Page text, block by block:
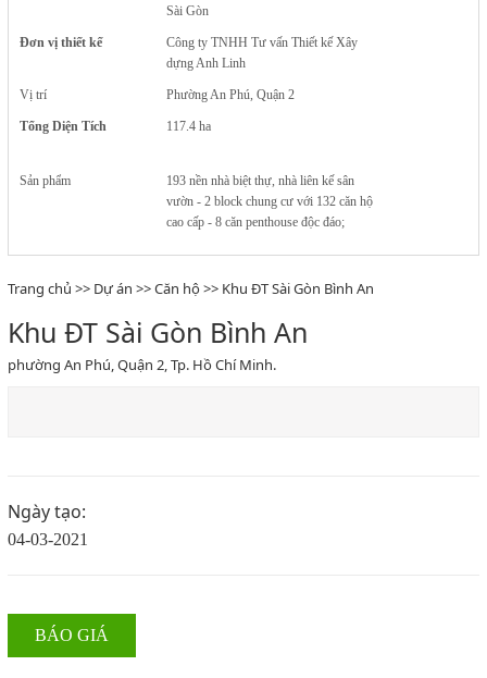
Sài Gòn
Đơn vị thiết kế
Công ty TNHH Tư vấn Thiết kế Xây
dựng Anh Linh
Vị trí Phường An Phú, Quận 2
Tổng Diện Tích 117.4 ha
Sản phẩm
193 nền nhà biệt thự, nhà liên kế sân
vườn - 2 block chung cư với 132 căn hộ
cao cấp - 8 căn penthouse độc đáo;
Trang chủ >> Dự án >>Căn hộ>> Khu ĐT Sài Gòn Bình An
Khu ĐT Sài Gòn Bình An
phường An Phú, Quận 2, Tp. Hồ Chí Minh.
Ngày tạo:
04-03-2021
BÁO GIÁ